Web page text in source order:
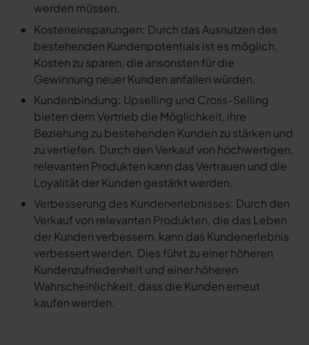
werden müssen.
Kosteneinsparungen: Durch das Ausnutzen des
bestehenden Kundenpotentials ist es möglich,
Kosten zu sparen, die ansonsten für die
Gewinnung neuer Kunden anfallen würden.
Kundenbindung: Upselling und Cross-Selling
bieten dem Vertrieb die Möglichkeit, ihre
Beziehung zu bestehenden Kunden zu stärken und
zu vertiefen. Durch den Verkauf von hochwertigen,
relevanten Produkten kann das Vertrauen und die
Loyalität der Kunden gestärkt werden.
Verbesserung des Kundenerlebnisses: Durch den
Verkauf von relevanten Produkten, die das Leben
der Kunden verbessern, kann das Kundenerlebnis
verbessert werden. Dies führt zu einer höheren
Kundenzufriedenheit und einer höheren
Wahrscheinlichkeit, dass die Kunden erneut
kaufen werden.